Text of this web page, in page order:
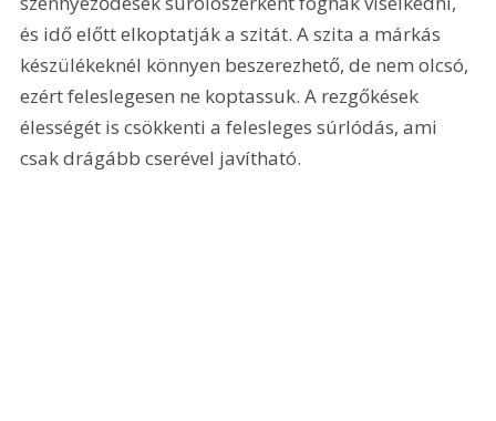
és idő előtt elkoptatják a szitát. A szita a márkás
készülékeknél könnyen beszerezhető, de nem olcsó,
ezért feleslegesen ne koptassuk. A rezgőkések
élességét is csökkenti a felesleges súrlódás, ami
csak drágább cserével javítható.